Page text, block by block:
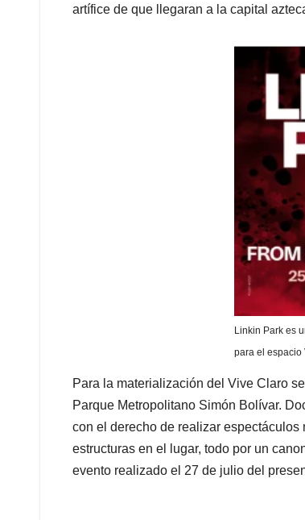
artífice de que llegaran a la capital
Linkin Park es
para el espacio
Para la materialización del Vive Claro
Parque Metropolitano Simón Bolívar.
con el derecho de realizar
estructuras en el lugar, todo por un
evento realizado el 27 de julio del